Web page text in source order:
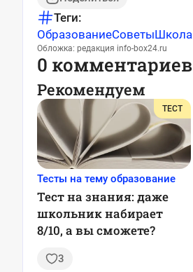
Теги:
ОбразованиеСоветыШкола
Обложка: редакция info-box24.ru
0 комментариев
Рекомендуем
ТЕСТ
Тесты на тему образование
Тест на знания: даже
школьник набирает
8/10, а вы сможете?
3